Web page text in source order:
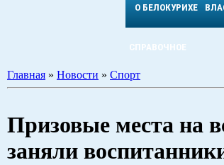
О БЕЛОКУРИХЕ
СПРАВОЧНОЕ
Главная » Новости » Спорт
Призовые места на
заняли